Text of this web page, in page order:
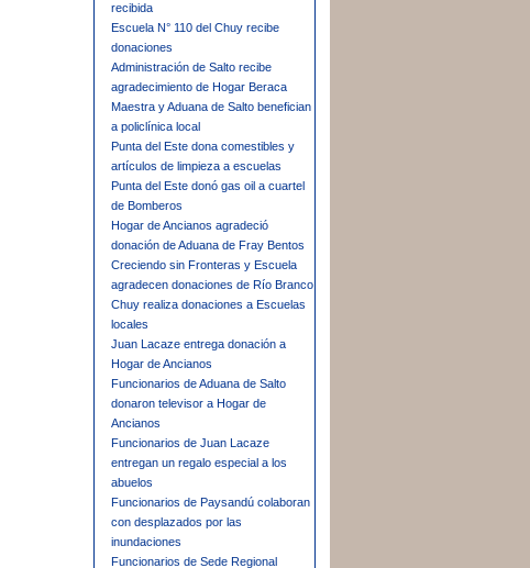
recibida
Escuela N° 110 del Chuy recibe
donaciones
Administración de Salto recibe
agradecimiento de Hogar Beraca
Maestra y Aduana de Salto benefician
a policlínica local
Punta del Este dona comestibles y
artículos de limpieza a escuelas
Punta del Este donó gas oil a cuartel
de Bomberos
Hogar de Ancianos agradeció
donación de Aduana de Fray Bentos
Creciendo sin Fronteras y Escuela
agradecen donaciones de Río Branco
Chuy realiza donaciones a Escuelas
locales
Juan Lacaze entrega donación a
Hogar de Ancianos
Funcionarios de Aduana de Salto
donaron televisor a Hogar de
Ancianos
Funcionarios de Juan Lacaze
entregan un regalo especial a los
abuelos
Funcionarios de Paysandú colaboran
con desplazados por las
inundaciones
Funcionarios de Sede Regional